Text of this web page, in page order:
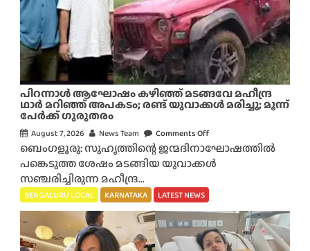
കാ
ർ
അം
ഗ
രി
ച്ചി
ല്ല
ഗ
ളൂ
യു
വ
പിറന്നാൾ ആഘോഷം കഴിഞ്ഞ് മടങ്ങവേ മഹീന്ദ്ര
ഥാർ മറിഞ്ഞ് അപകടം; രണ്ട് യുവാക്കൾ മരിച്ചു; മൂന്ന്
പേർക്ക് ഗുരുതരം
August 7, 2026 News Team Comments Off
n
പി
ൾ
ആ
ഘോ
ബെംഗളൂരു: സുഹൃത്തിന്റെ ജന്മദിനാഘോഷത്തിൽ
പങ്കെടുത്ത ശേഷം മടങ്ങിയ യുവാക്കൾ
സഞ്ചരിച്ചിരുന്ന മഹീന്ദ്ര...
BENGALURU LOCAL KARNATAKA LATEST NEWS